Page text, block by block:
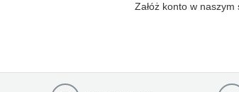
Załóż konto w